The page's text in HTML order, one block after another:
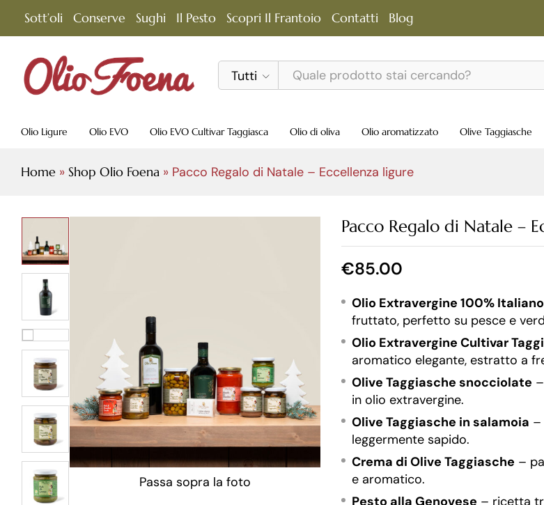
Sott’oli Conserve Sughi Il Pesto Scopri Il Frantoio Contatti Blog
Tutti
Olio Ligure Olio EVO Olio EVO Cultivar Taggiasca Olio di oliva Olio aromatizzato Olive Taggiasche
Home » Shop Olio Foena » Pacco Regalo di Natale – Eccellenza ligure
Passa sopra la foto
Pacco Regalo di Natale –
€85.00
Olio Extravergine 100%
fruttato, perfetto su pesce e
Olio Extravergine Cultivar
aromatico elegante, estratto a
Olive Taggiasche snocciolate
in olio extravergine.
Olive Taggiasche in salamoia –
leggermente sapido.
Crema di Olive Taggiasche –
e aromatico.
Pacco Regalo di Natale - Eccellenza ligure
Descrizione